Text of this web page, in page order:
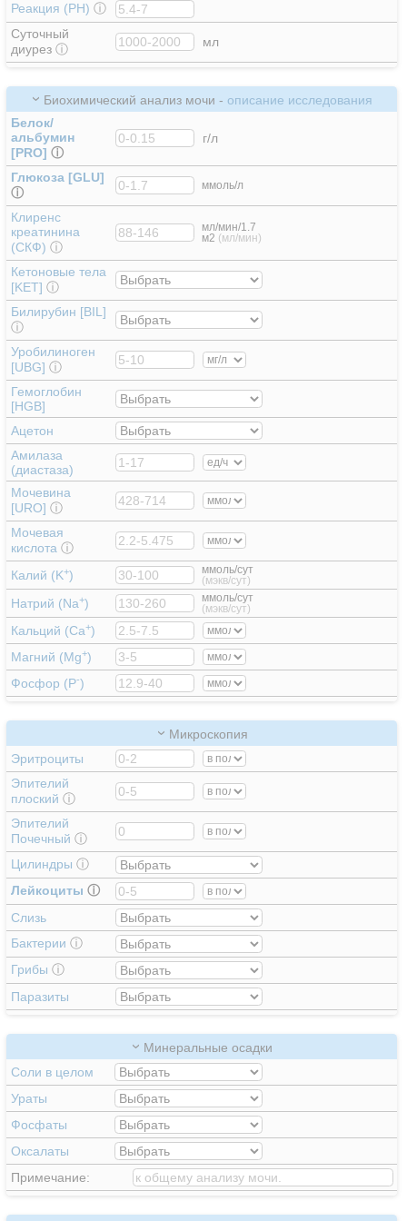
Реакция (PH) ⓘ
Суточный
диурез ⓘ мл
Биохимический анализ мочи - описание исследования
Белок/
альбумин
[PRO] ⓘ
г/л
Глюкоза [GLU]
ⓘ
ммоль/л
Клиренс
креатинина
(СКФ) ⓘ
мл/мин/1.7
м2 (мл/мин)
Кетоновые тела
[KET] ⓘ
Билирубин [BIL]
ⓘ
Уробилиноген
[UBG] ⓘ
Гемоглобин
[HGB]
Ацетон
Амилаза
(диастаза)
Мочевина
[URO] ⓘ
Мочевая
кислота ⓘ
Калий (K+)
ммоль/сут
(мэкв/сут)
Натрий (Na+)
ммоль/сут
(мэкв/сут)
Кальций (Ca+)
Магний (Mg+)
Фосфор (P-)
Микроскопия
Эритроциты
Эпителий
плоский ⓘ
Эпителий
Почечный ⓘ
Цилиндры ⓘ
Лейкоциты ⓘ
Слизь
Бактерии ⓘ
Грибы ⓘ
Паразиты
Минеральные осадки
Соли в целом
Ураты
Фосфаты
Оксалаты
Примечание: